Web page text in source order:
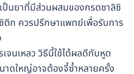
ป็นยาที่มีส่วนผสมของกรดซาลิซิ
ติก ควรปรึกษาแพทย์เพื่อรับการ
เจนเหลว วิธีนี้ใช้ได้ผลดีกับหูด
ดใหญ่อาจต้องจี้ซ้ำหลายครั้ง